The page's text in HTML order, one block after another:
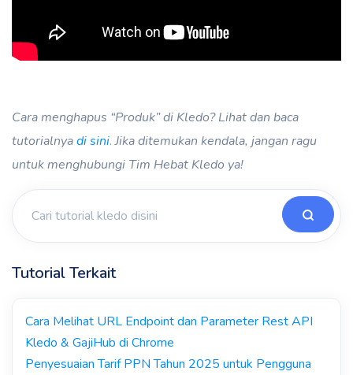
Cara menghapus “Produk” di Kledo? Lihat dan baca
tutorialnyadi sini.Jika ditemukan kendala, jangan ragu
untuk menghubungi Tim Hebat Kledo ya!
Tutorial Terkait
Cara Melihat URL Endpoint dan Parameter Rest API
Kledo & GajiHub di Chrome
Penyesuaian Tarif PPN Tahun 2025 untuk Pengguna